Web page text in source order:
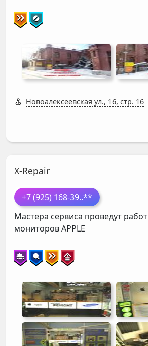
Новоалексеевская ул., 16, стр. 16
X-Repair
+7 (925) 168-39..**
Мастера сервиса проведут
мониторовAPPLE